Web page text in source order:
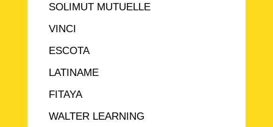
SOLIMUT MUTUELLE
VINCI
ESCOTA
LATINAME
FITAYA
WALTER LEARNING